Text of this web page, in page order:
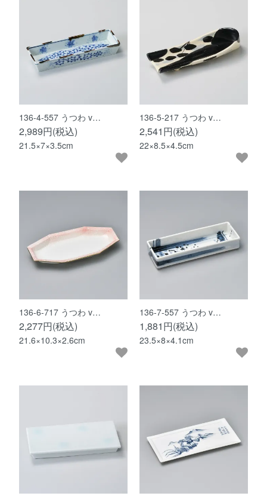
136-4-557 うつわ v…
2,989円(税込)
21.5×7×3.5cm
136-5-217 うつわ v…
2,541円(税込)
22×8.5×4.5cm
136-6-717 うつわ v…
2,277円(税込)
21.6×10.3×2.6cm
136-7-557 うつわ v…
1,881円(税込)
23.5×8×4.1cm